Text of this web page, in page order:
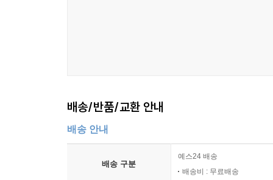
배송/반품/교환 안내
배송 안내
배송 구분
예스24 배송
배송비 : 무료배송